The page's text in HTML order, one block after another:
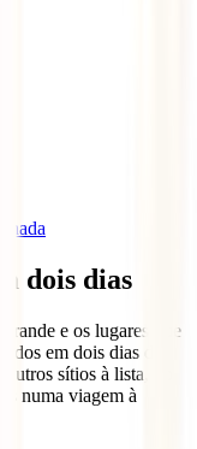
dois dias
e os lugares que
em dois dias de
sítios à lista, no
numa viagem à